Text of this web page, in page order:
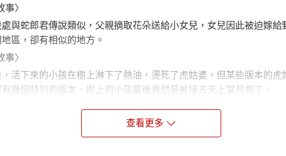
〉
與蛇郎君傳說類似，父親摘取花朵送給小女兒，女兒因此被迫嫁
區，卻有相似的地方。
〉
活下來的小孩在樹上淋下了熱油，燙死了虎姑婆。但某些版本的虎
幾個特別的版本，樹上的小孩最後竟然是被接去天上當月亮了。
這樣記載的，在臺灣北方有個洞窟，洞窟裡住著一位妖異的婦人。
查看更多